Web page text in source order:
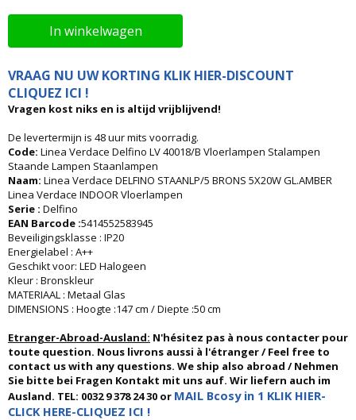
In winkelwagen
VRAAG NU UW KORTING KLIK HIER-DISCOUNT
CLIQUEZ ICI !
Vragen kost niks en is altijd vrijblijvend!
De levertermijn is 48 uur mits voorradig.
Code: Linea Verdace Delfino LV 40018/B Vloerlampen Stalampen
Staande Lampen Staanlampen
Naam: Linea Verdace DELFINO STAANLP/5 BRONS 5X20W GL.AMBER
Linea Verdace INDOOR Vloerlampen
Serie : Delfino
EAN Barcode :5414552583945
Beveiligingsklasse : IP20
Energielabel : A++
Geschikt voor: LED Halogeen
Kleur : Bronskleur
MATERIAAL : Metaal Glas
DIMENSIONS : Hoogte :147 cm / Diepte :50 cm
Etranger-Abroad-Ausland: N'hésitez pas à nous contacter pour
toute question. Nous livrons aussi à l'étranger / Feel free to
contact us with any questions. We ship also abroad / Nehmen
Sie bitte bei Fragen Kontakt mit uns auf. Wir liefern auch im
Ausland. TEL: 0032 9 378 24 30 or MAIL Bcosy in 1 KLIK HIER-
CLICK HERE-CLIQUEZ ICI !